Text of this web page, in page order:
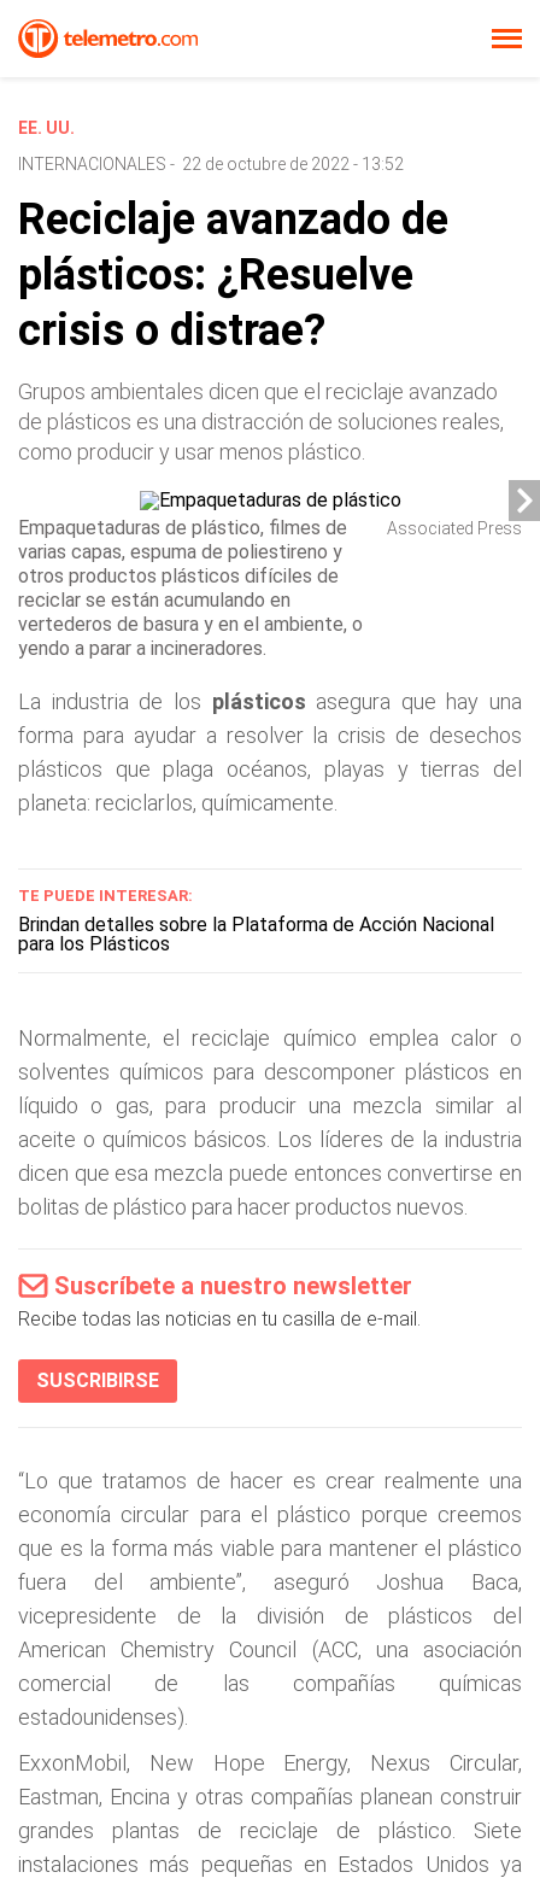
EE. UU.
INTERNACIONALES - 22 de octubre de 2022 - 13:52
Reciclaje avanzado de
plásticos: ¿Resuelve
crisis o distrae?
Grupos ambientales dicen que el reciclaje avanzado
de plásticos es una distracción de soluciones reales,
como producir y usar menos plástico.
Empaquetaduras de plástico, filmes de
varias capas, espuma de poliestireno y
otros productos plásticos difíciles de
reciclar se están acumulando en
vertederos de basura y en el ambiente, o
yendo a parar a incineradores.
Associated Press
La industria de los plásticos asegura que hay una
forma para ayudar a resolver la crisis de desechos
plásticos que plaga océanos, playas y tierras del
planeta: reciclarlos, químicamente.
TE PUEDE INTERESAR:
Brindan detalles sobre la Plataforma de Acción Nacional
para los Plásticos
Normalmente, el reciclaje químico emplea calor o
solventes químicos para descomponer plásticos en
líquido o gas, para producir una mezcla similar al
aceite o químicos básicos. Los líderes de la industria
dicen que esa mezcla puede entonces convertirse en
bolitas de plástico para hacer productos nuevos.
Suscríbete a nuestro newsletter
Recibe todas las noticias en tu casilla de e-mail.
SUSCRIBIRSE
“Lo que tratamos de hacer es crear realmente una
economía circular para el plástico porque creemos
que es la forma más viable para mantener el plástico
fuera del ambiente”, aseguró Joshua Baca,
vicepresidente de la división de plásticos del
American Chemistry Council (ACC, una asociación
comercial de las compañías químicas
estadounidenses).
ExxonMobil, New Hope Energy, Nexus Circular,
Eastman, Encina y otras compañías planean construir
grandes plantas de reciclaje de plástico. Siete
instalaciones más pequeñas en Estados Unidos ya